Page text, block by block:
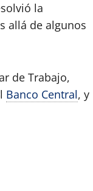
la
allá de algunos
de Trabajo,
Banco Central, y